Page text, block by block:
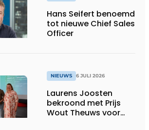
Hans Seifert benoemd
tot nieuwe Chief Sales
Officer
NIEUWS 6 JULI 2026
Laurens Joosten
bekroond met Prijs
Wout Theuws voor